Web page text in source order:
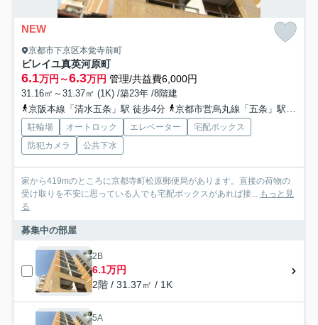
NEW
京都市下京区本覚寺前町
ビレイユ真英河原町
6.1万円～6.3万円 管理/共益費6,000円
31.16㎡～31.37㎡ (1K) /築23年 /8階建
京阪本線「清水五条」駅 徒歩4分
京都市営烏丸線「五条」駅 徒歩8分
駐輪場 オートロック エレベーター
宅配ボックス
防犯カメラ
公共下水
家から419mのところに京都寺町松原郵便局があります。直接の荷物の
受け取りを不安に思っている人でも宅配ボックスがあれば接... もっと見
る
募集中の部屋
2B
6.1万円
2階 / 31.37㎡ / 1K
5A